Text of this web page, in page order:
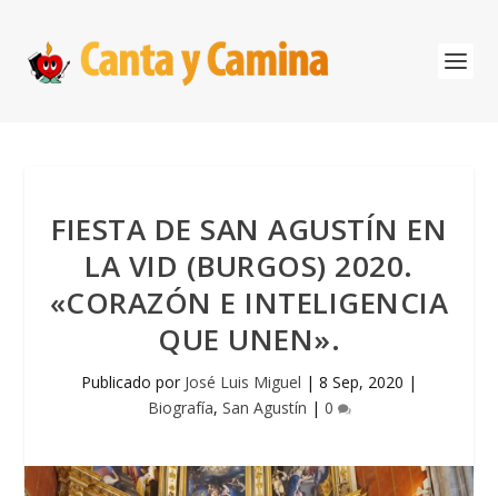
FIESTA DE SAN AGUSTÍN EN
LA VID (BURGOS) 2020.
«CORAZÓN E INTELIGENCIA
QUE UNEN».
Publicado por José Luis Miguel | 8 Sep, 2020 |
Biografía, San Agustín | 0